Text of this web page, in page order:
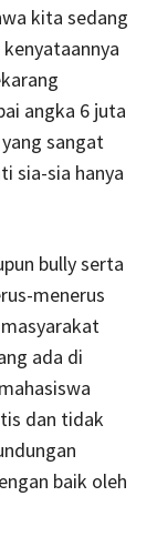
kita sedang
angka 6 juta
sangat
sia-sia hanya
bully serta
menerus
ada di
dan tidak
baik oleh